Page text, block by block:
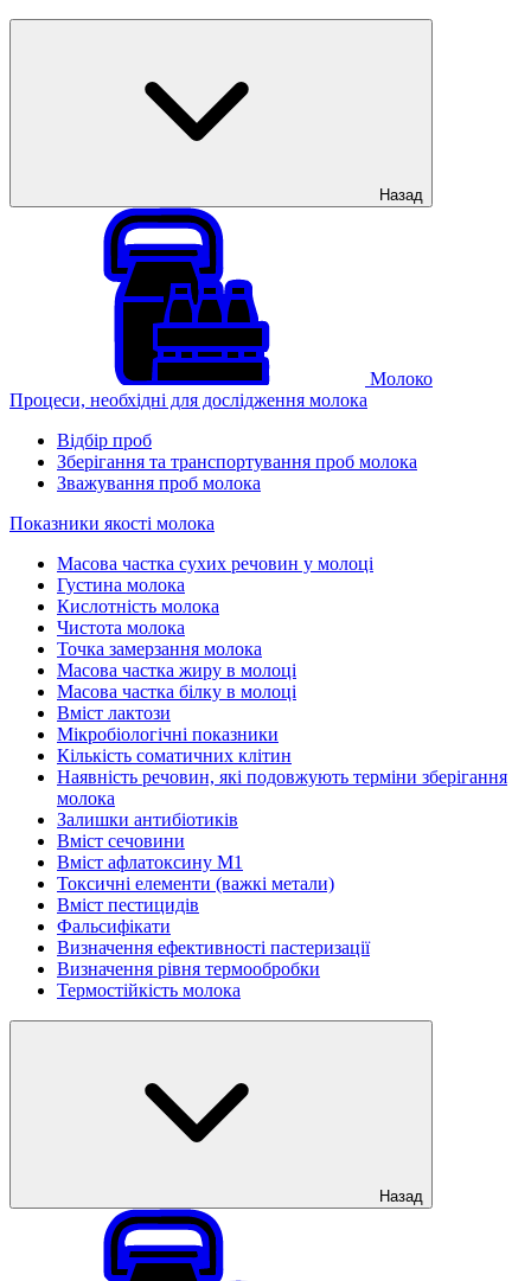
Назад
Молоко
Процеси, необхідні для дослідження молока
Відбір проб
Зберігання та транспортування проб молока
Зважування проб молока
Показники якості молока
Масова частка сухих речовин у молоці
Густина молока
Кислотність молока
Чистота молока
Точка замерзання молока
Масова частка жиру в молоці
Масова частка білку в молоці
Вміст лактози
Мікробіологічні показники
Кількість соматичних клітин
Наявність речовин, які подовжують терміни зберігання
молока
Залишки антибіотиків
Вміст сечовини
Вміст афлатоксину М1
Токсичні елементи (важкі метали)
Вміст пестицидів
Фальсифікати
Визначення ефективності пастеризації
Визначення рівня термообробки
Термостійкість молока
Назад